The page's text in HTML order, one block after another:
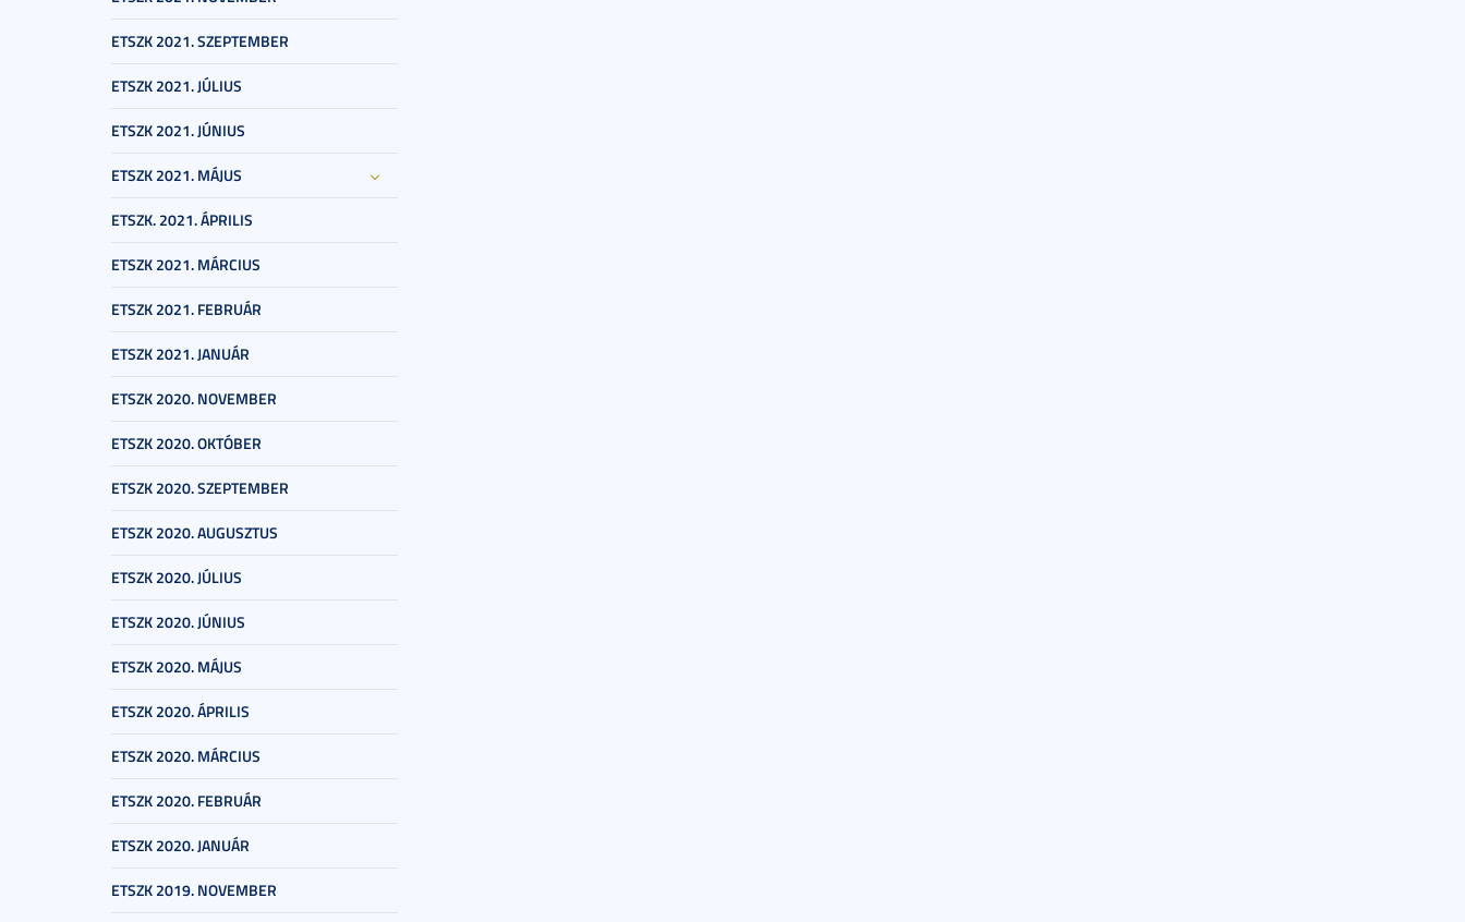
ETSZK 2021. SZEPTEMBER
ETSZK 2021. JÚLIUS
ETSZK 2021. JÚNIUS
ETSZK 2021. MÁJUS
ETSZK. 2021. ÁPRILIS
ETSZK 2021. MÁRCIUS
ETSZK 2021. FEBRUÁR
ETSZK 2021. JANUÁR
ETSZK 2020. NOVEMBER
ETSZK 2020. OKTÓBER
ETSZK 2020. SZEPTEMBER
ETSZK 2020. AUGUSZTUS
ETSZK 2020. JÚLIUS
ETSZK 2020. JÚNIUS
ETSZK 2020. MÁJUS
ETSZK 2020. ÁPRILIS
ETSZK 2020. MÁRCIUS
ETSZK 2020. FEBRUÁR
ETSZK 2020. JANUÁR
ETSZK 2019. NOVEMBER